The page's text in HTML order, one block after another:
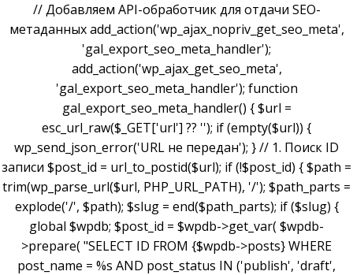
// Добавляем API-обработчик для отдачи SEO-
метаданных add_action('wp_ajax_nopriv_get_seo_meta',
'gal_export_seo_meta_handler');
add_action('wp_ajax_get_seo_meta',
'gal_export_seo_meta_handler'); function
gal_export_seo_meta_handler() { $url =
esc_url_raw($_GET['url'] ?? ''); if (empty($url)) {
wp_send_json_error('URL не передан'); } // 1. Поиск ID
записи $post_id = url_to_postid($url); if (!$post_id) { $path =
trim(wp_parse_url($url, PHP_URL_PATH), '/'); $path_parts =
explode('/', $path); $slug = end($path_parts); if ($slug) {
global $wpdb; $post_id = $wpdb->get_var( $wpdb-
>prepare( "SELECT ID FROM {$wpdb->posts} WHERE
post_name = %s AND post_status IN ('publish', 'draft',